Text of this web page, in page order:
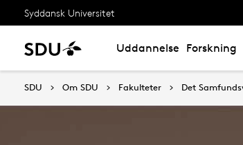
Syddansk Universitet
Uddannelse Forskning
SDU Om SDU Fakulteter Det